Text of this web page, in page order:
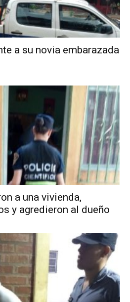
a su novia embarazada
a una vivienda,
y agredieron al dueño